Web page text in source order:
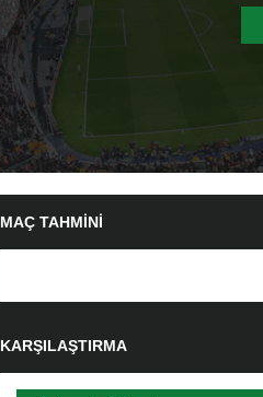
MAÇ TAHMINI
KARŞILAŞTIRMA